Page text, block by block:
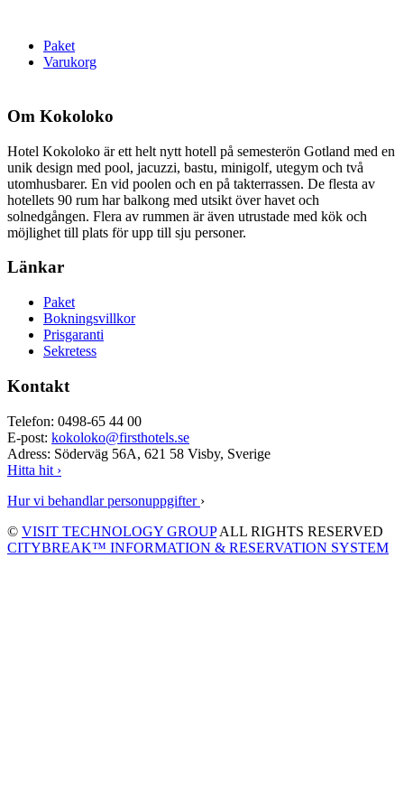
Paket
Varukorg
Om Kokoloko
Hotel Kokoloko är ett helt nytt hotell på semesterön Gotland med en
unik design med pool, jacuzzi, bastu, minigolf, utegym och två
utomhusbarer. En vid poolen och en på takterrassen. De flesta av
hotellets 90 rum har balkong med utsikt över havet och
solnedgången. Flera av rummen är även utrustade med kök och
möjlighet till plats för upp till sju personer.
Länkar
Paket
Bokningsvillkor
Prisgaranti
Sekretess
Kontakt
Telefon: 0498-65 44 00
E-post: kokoloko@firsthotels.se
Adress: Söderväg 56A, 621 58 Visby, Sverige
Hitta hit ›
Hur vi behandlar personuppgifter ›
© VISIT TECHNOLOGY GROUPALL RIGHTS RESERVED
CITYBREAK™ INFORMATION & RESERVATION SYSTEM